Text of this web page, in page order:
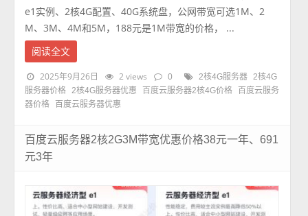
e1实例、2核4G配置、40G系统盘，公网带宽可选1M、2
M、3M、4M和5M，188元是1M带宽的价格， ...
阅读全文
2025年9月26日 2 views 0 2核4G服务器
2核4G
服务器价格
2核4G服务器优惠 百度云服务器2核4G价格
百度云服务
器价格
百度云服务器优惠
百度云服务器2核2G3M带宽优惠价格38元一年、691
元3年